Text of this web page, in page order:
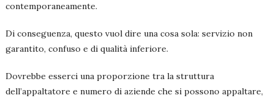
contemporaneamente.
Di conseguenza, questo vuol dire una cosa sola: servizio non
garantito, confuso e di qualità inferiore.
Dovrebbe esserci una proporzione tra la struttura
dell’appaltatore e numero di aziende che si possono appaltare,